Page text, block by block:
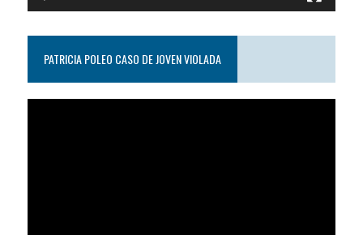
PATRICIA POLEO CASO DE JOVEN VIOLADA